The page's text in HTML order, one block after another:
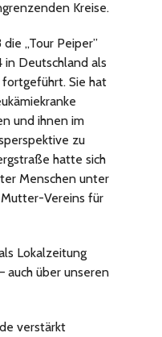
Kreise.
„Tour Peiper”
in Deutschland als
Sie hat
und ihnen im
zu
hatte sich
Menschen unter
Vereins für
Lokalzeitung
auch über unseren
verstärkt